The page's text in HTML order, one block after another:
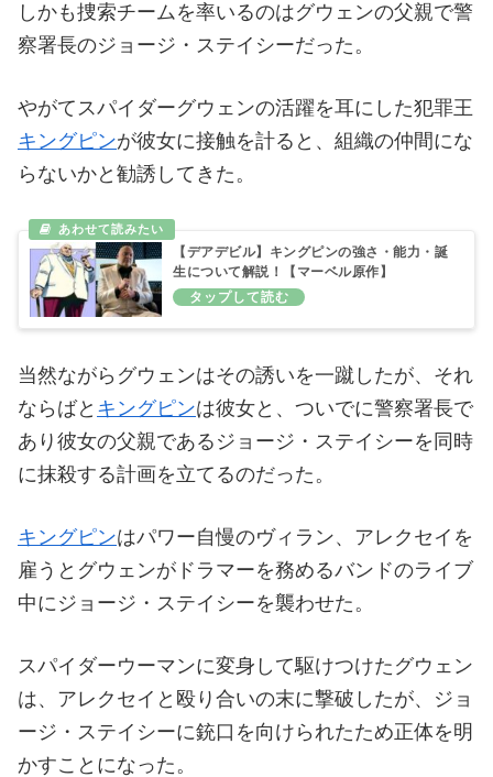
しかも捜索チームを率いるのはグウェンの父親で警
察署長のジョージ・ステイシーだった。
やがてスパイダーグウェンの活躍を耳にした犯罪王
キングピンが彼女に接触を計ると、組織の仲間にな
らないかと勧誘してきた。
【デアデビル】キングピンの強さ・能力・誕
生について解説！【マーベル原作】
当然ながらグウェンはその誘いを一蹴したが、それ
ならばと キングピンは彼女と、ついでに警察署長で
あり彼女の父親であるジョージ・ステイシーを同時
に抹殺する計画を立てるのだった。
キングピンはパワー自慢のヴィラン、アレクセイを
雇うとグウェンがドラマーを務めるバンドのライブ
中にジョージ・ステイシーを襲わせた。
スパイダーウーマンに変身して駆けつけたグウェン
は、アレクセイと殴り合いの末に撃破したが、ジョ
ージ・ステイシーに銃口を向けられたため正体を明
かすことになった。